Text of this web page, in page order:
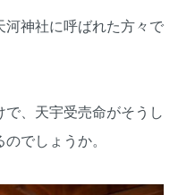
河神社に呼ばれた方々で
、天宇受売命がそうし
でしょうか。